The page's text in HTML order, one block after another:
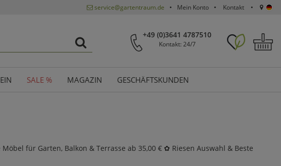
service@gartentraum.de Mein Konto Kontakt
+49 (0)3641 4787510
Kontakt: 24/7
SALE % MAGAZIN GESCHÄFTSKUNDEN
für Garten, Balkon & Terrasse ab 35,00 € ✿ Riesen Auswahl & Beste